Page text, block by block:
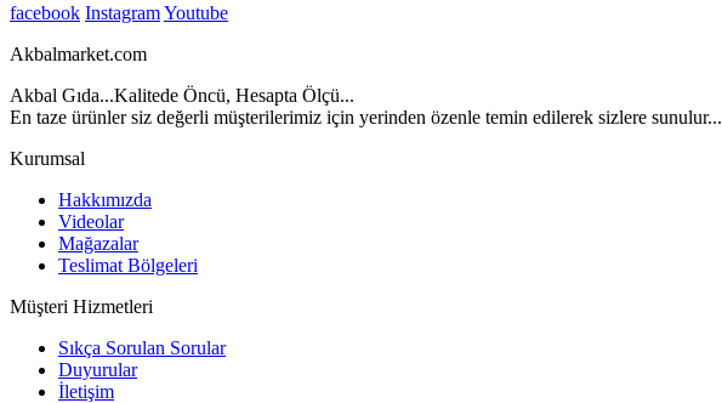
facebook InstagramYoutube
Akbalmarket.com
Akbal Gıda...Kalitede Öncü, Hesapta Ölçü...
En taze ürünler siz değerli müşterilerimiz için yerinden özenle temin edilerek sizlere sunulur...
Kurumsal
Hakkımızda
Videolar
Mağazalar
Teslimat Bölgeleri
Müşteri Hizmetleri
Sıkça Sorulan Sorular
Duyurular
İletişim